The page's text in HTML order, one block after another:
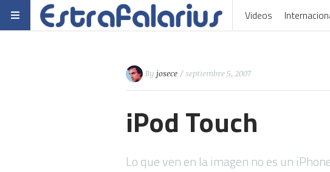
Videos
By josece / septiembre 5, 2007
iPod Touch
Lo que ven en la imagen no es un